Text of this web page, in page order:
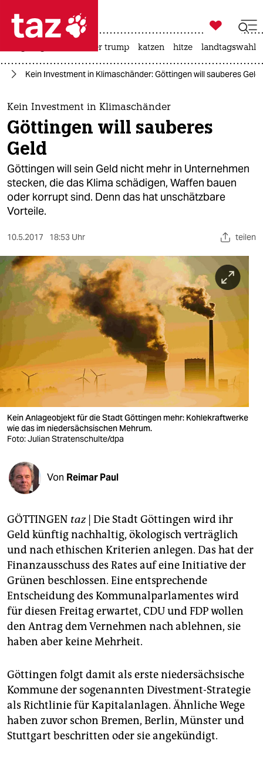
 taz zahl ich
taz zahl ich
themen
politik
öko
gesellschaft
kultur
sport
berlin
nord
wahrheit
verlag
verlag
veranstaltungen
shop
fragen & hilfe
unterstützen
abo
epaper login

taz zahl ich
usa unter trump katzen hitze landtagswahl
Kein Investment in Klimaschänder: Göttingen will sauberes Geld
Kein Investment in Klimaschänder
Göttingen will sauberes
Geld
Göttingen will sein Geld nicht mehr in Unternehmen
stecken, die das Klima schädigen, Waffen bauen
oder korrupt sind. Denn das hat unschätzbare
Vorteile.
10.5.2017 18:53 Uhr teilen
Kein Anlageobjekt für die Stadt Göttingen mehr: Kohlekraftwerke
wie das im niedersächsischen Mehrum.
Foto: Julian Stratenschulte/dpa
Von Reimar Paul
GÖTTINGEN taz| Die Stadt Göttingen wird ihr
Geld künftig nachhaltig, ökologisch verträglich
und nach ethischen Kriterien anlegen. Das hat der
Finanzausschuss des Rates auf eine Initiative der
Grünen beschlossen. Eine entsprechende
Entscheidung des Kommunalparlamentes wird
für diesen Freitag erwartet, CDU und FDP wollen
den Antrag dem Vernehmen nach ablehnen, sie
haben aber keine Mehrheit.
Göttingen folgt damit als erste niedersächsische
Kommune der sogenannten Divestment-Strategie
als Richtlinie für Kapitalanlagen. Ähnliche Wege
haben zuvor schon Bremen, Berlin, Münster und
Stuttgart beschritten oder sie angekündigt.